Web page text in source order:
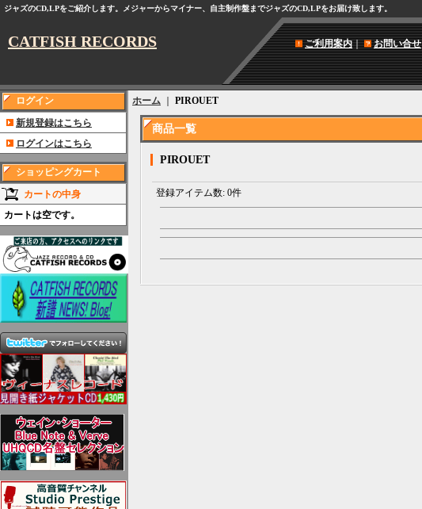
ジャズのCD,LPをご紹介します。メジャーからマイナー、自主制作盤までジャズのCD,LPをお届け致します。
CATFISH RECORDS ご利用案内｜ お問い合せ
ログイン
新規登録はこちら
ログインはこちら
ショッピングカート
カートの中身
カートは空です。
ホーム PIROUET
商品一覧
PIROUET
登録アイテム数: 0件